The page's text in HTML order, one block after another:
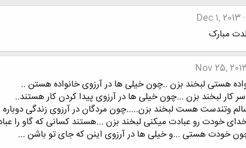
Dec 1, 2013
مبارک
Nov 25,
هستی لبخند بزن ..چون خیلی ها در آرزوی خانواده هستن ..
کار لبخند بزن ...چون خیلی ها در آرزوی پیدا کردن کار هستند..
وتندست هست لبخند بزن.....چون مردگان در آرزوی زندگی
خودت رو عبادت میکنی لبخند بزن ...هستند کسانی که گاو را
خودت هستی ...و خیلی ها در آرزوی اینن که جای تو باشن ...